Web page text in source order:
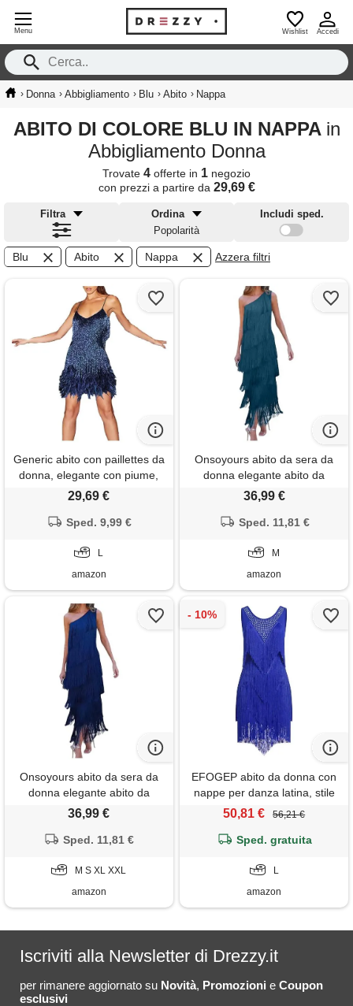
Menu Wishlist Accedi
› Donna › Abbigliamento › Blu › Abito › Nappa
ABITO DI COLORE BLU IN NAPPA in
Abbigliamento Donna
Trovate 4 offerte in 1 negozio
con prezzi a partire da 29,69 €
Filtra
Ordina
Popolarità
Includi sped.
Blu Abito Nappa Azzera filtri
Generic abito con paillettes da
donna, elegante con piume,
senza maniche, a frange, con
mini, fluido, da ballo, da
abito da sera, da cocktail, da
29,69 €
Sped. 9,99 €
L
amazon
Onsoyours abito da sera da
donna elegante abito da
cocktail senza spalline con
frange con nappa abito
36,99 €
Sped. 11,81 €
M
amazon
Onsoyours abito da sera da
donna elegante abito da
cocktail senza spalline con
frange con nappa abito
36,99 €
Sped. 11,81 €
M S XL XXL
amazon
EFOGEP abito da donna con
nappe per danza latina, stile
vintage anni 20, senza
festa a tema, stile flapper, con
tango, samba, cha cha
50,81 € 56,21 €
Sped. gratuita
L
amazon
Iscriviti alla Newsletter di Drezzy.it
per rimanere aggiornato su Novità, Promozioni e Coupon
esclusivi